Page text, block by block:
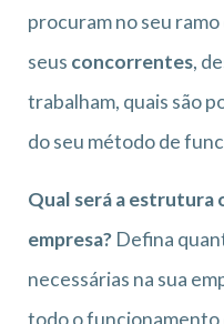
procuram no seu
seus concorrentes,
trabalham, quais são
do seu método de
Qual será a estrutura
empresa? Defina
necessárias na sua